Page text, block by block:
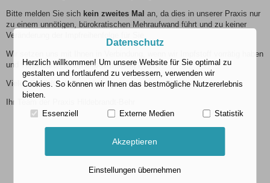
Bitte melden Sie sich kein zweites Mal an, da dies in unserer Praxis nur
zu einem unnötigen, bürokratischen Mehraufwand führt und zu keiner
Veränderung der Impfreihenfolge für Sie.
Wir setzen uns mit Ihnen in Verbindung, wenn wir Impfstoff vorrätig haben
und vereinbaren einen Impftermin mit Ihnen.
Vielen Dank für Ihr Verständnis.
Ihr Team der Praxis Hildebrandt-Behr
Datenschutz
Herzlich willkommen! Um unsere Website für Sie optimal zu
gestalten und fortlaufend zu verbessern, verwenden wir
Cookies. So können wir Ihnen das bestmögliche Nutzererlebnis
bieten.
Essenziell Externe Medien Statistik
Akzeptieren
Einstellungen übernehmen